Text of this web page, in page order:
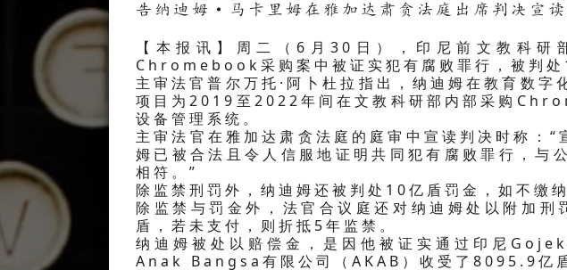
告纳迪姆·马卡里姆在雅加达肃贪法庭出席判决宣读
【本报讯】周二（6月30日），印尼前文教科研
Chromebook采购案中被证实犯有腐败罪行，被判处
主审法官普尔万托·阿卜杜拉指出，纳迪姆在教育数字
项目为2019至2022年间在文教科研部内部采购
设备管理系统。
主审法官在雅加达肃贪法庭的庭审中宣读判决时称：“
姆已被合法且令人信服地证明共同犯有腐败罪行，与
相符。”
除监禁刑罚外，纳迪姆还被判处10亿盾罚金，如不缴
除监禁与罚金外，法官合议庭还对纳迪姆处以附加
盾，若未支付，则折抵5年监禁。
纳迪姆被处以赔偿金，是因他被证实通过印尼
Anak Bangsa有限公司（AKAB）收受了8095.9亿盾